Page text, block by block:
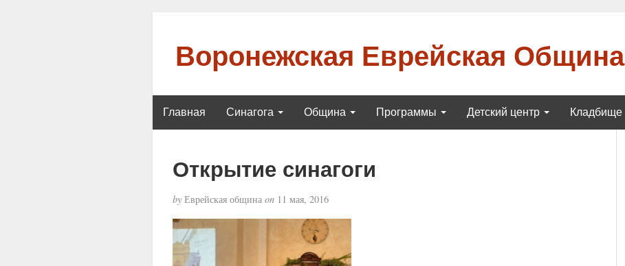
Воронежская Еврейская Община
Главная Синагога Община Программы Детский центр Кладбище
Открытие синагоги
byЕврейская община on11 мая, 2016